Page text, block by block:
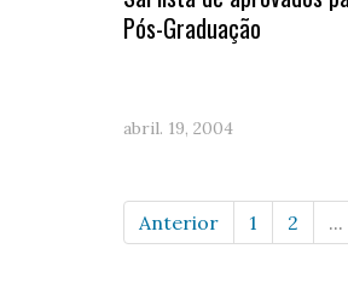
Pós-Graduação
abril. 19, 2004
Anterior 1 2 ...